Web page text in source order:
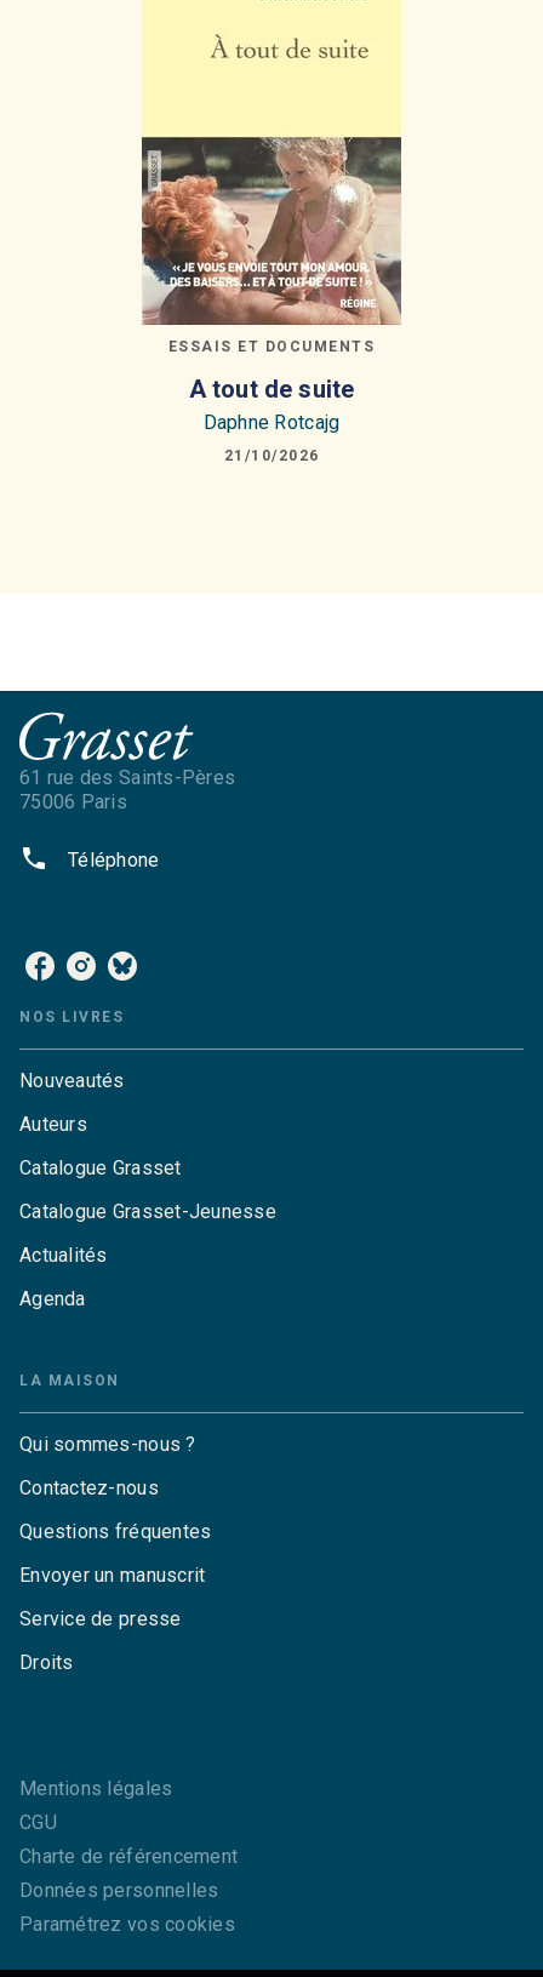
ESSAIS ET DOCUMENTS
A tout de suite
Daphne Rotcajg
21/10/2026
61 rue des Saints-Pères
75006 Paris
phone Téléphone
NOS LIVRES
Nouveautés
Auteurs
Catalogue Grasset
Catalogue Grasset-Jeunesse
Actualités
Agenda
LA MAISON
Qui sommes-nous ?
Contactez-nous
Questions fréquentes
Envoyer un manuscrit
Service de presse
Droits
Mentions légales
CGU
Charte de référencement
Données personnelles
Paramétrez vos cookies